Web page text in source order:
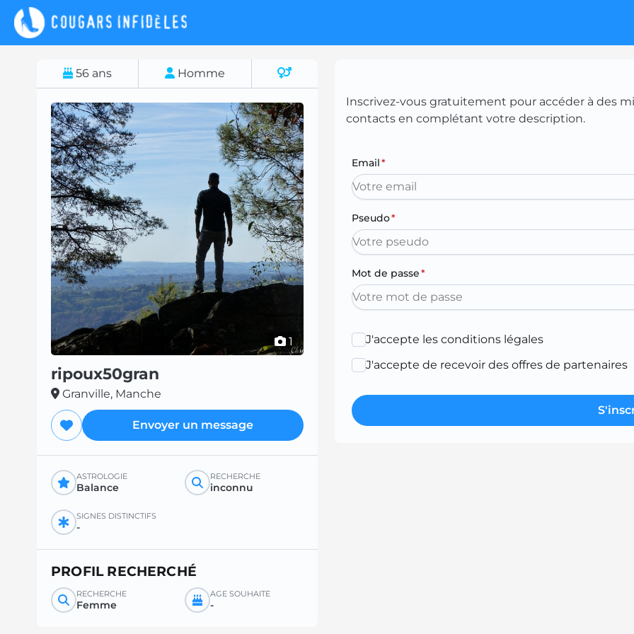
56 ans Homme
1
ripoux50gran
Granville, Manche
Envoyer un message
ASTROLOGIE
Balance
RECHERCHE
inconnu
SIGNES DISTINCTIFS
-
PROFIL RECHERCHÉ
RECHERCHE
Femme
ÂGE SOUHAITÉ
-
Inscrivez-vous gratuitement pour accéder à des
contacts en complétant votre description.
Email*
Pseudo*
Mot de passe*
J'accepte les conditions légales
J'accepte de recevoir des offres de partenaires